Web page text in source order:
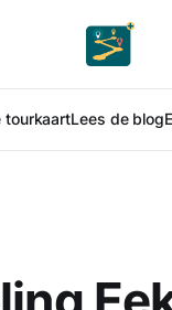
tourkaartLees de blog